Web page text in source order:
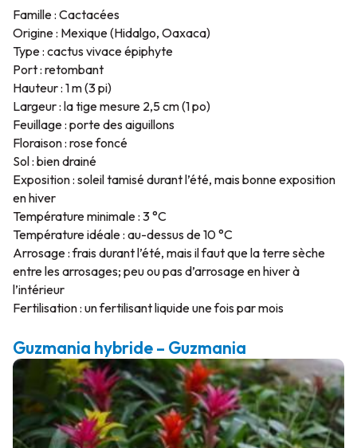
Famille : Cactacées
Origine : Mexique (Hidalgo, Oaxaca)
Type : cactus vivace épiphyte
Port : retombant
Hauteur : 1 m (3 pi)
Largeur : la tige mesure 2,5 cm (1 po)
Feuillage : porte des aiguillons
Floraison : rose foncé
Sol : bien drainé
Exposition : soleil tamisé durant l’été, mais bonne exposition
en hiver
Température minimale : 3 °C
Température idéale : au-dessus de 10 °C
Arrosage : frais durant l’été, mais il faut que la terre sèche
entre les arrosages; peu ou pas d’arrosage en hiver à
l’intérieur
Fertilisation : un fertilisant liquide une fois par mois
Guzmania hybride – Guzmania